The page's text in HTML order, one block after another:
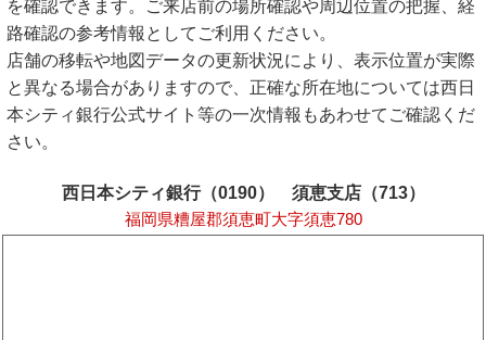
を確認できます。ご来店前の場所確認や周辺位置の把握、経
路確認の参考情報としてご利用ください。
店舗の移転や地図データの更新状況により、表示位置が実際
と異なる場合がありますので、正確な所在地については西日
本シティ銀行公式サイト等の一次情報もあわせてご確認くだ
さい。
西日本シティ銀行（0190） 須恵支店（713）
福岡県糟屋郡須恵町大字須恵780